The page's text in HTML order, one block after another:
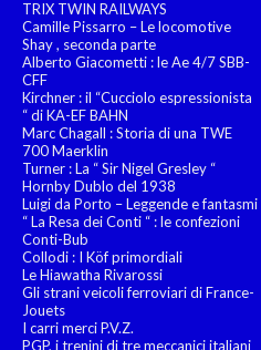
TRIX TWIN RAILWAYS
Camille Pissarro – Le locomotive
Shay , seconda parte
Alberto Giacometti : le Ae 4/7 SBB-
CFF
Kirchner : il “Cucciolo espressionista
“ di KA-EF BAHN
Marc Chagall : Storia di una TWE
700 Maerklin
Turner : La “ Sir Nigel Gresley “
Hornby Dublo del 1938
Luigi da Porto – Leggende e fantasmi
“ La Resa dei Conti “ : le confezioni
Conti-Bub
Collodi : I Köf primordiali
Le Hiawatha Rivarossi
Gli strani veicoli ferroviari di France-
Jouets
I carri merci P.V.Z.
PGP, i trenini di tre meccanici italiani